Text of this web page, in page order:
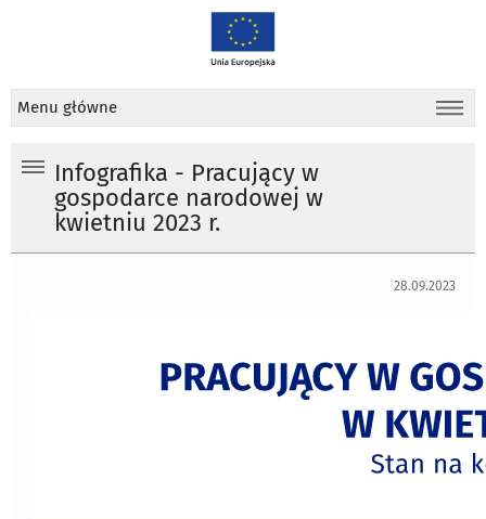
Menu główne
Infografika - Pracujący w
gospodarce narodowej w
kwietniu 2023 r.
28.09.2023